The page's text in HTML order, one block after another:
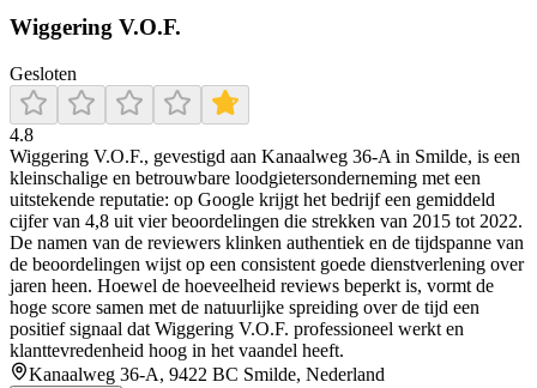
Wiggering V.O.F.
Gesloten
4.8
Wiggering V.O.F., gevestigd aan Kanaalweg 36‑A in Smilde, is een
kleinschalige en betrouwbare loodgietersonderneming met een
uitstekende reputatie: op Google krijgt het bedrijf een gemiddeld
cijfer van 4,8 uit vier beoordelingen die strekken van 2015 tot 2022.
De namen van de reviewers klinken authentiek en de tijdspanne van
de beoordelingen wijst op een consistent goede dienstverlening over
jaren heen. Hoewel de hoeveelheid reviews beperkt is, vormt de
hoge score samen met de natuurlijke spreiding over de tijd een
positief signaal dat Wiggering V.O.F. professioneel werkt en
klanttevredenheid hoog in het vaandel heeft.
Kanaalweg 36-A, 9422 BC Smilde, Nederland